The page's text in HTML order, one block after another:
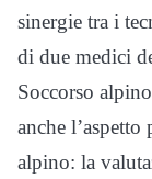
sinergie tra i
di due medici
Soccorso
anche
alpino: la